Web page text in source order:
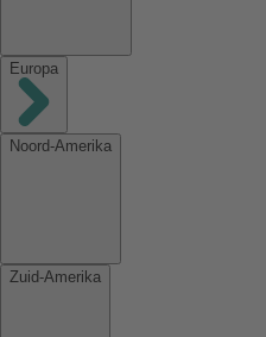
Europa
Noord-Amerika
Zuid-Amerika